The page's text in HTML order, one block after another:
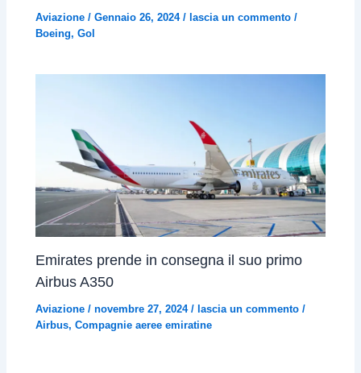
Aviazione /Gennaio 26, 2024/ lascia un commento /
Boeing,Gol
Emirates prende in consegna il suo primo
Airbus A350
Aviazione /novembre 27, 2024/lascia un commento /
Airbus,Compagnie aeree emiratine